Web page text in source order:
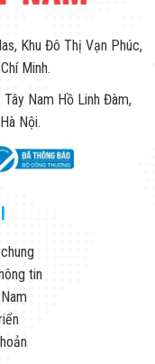
Khu Đô Thị Vạn Phúc,
Minh.
Nam Hồ Linh Đàm,
Nội.
tin